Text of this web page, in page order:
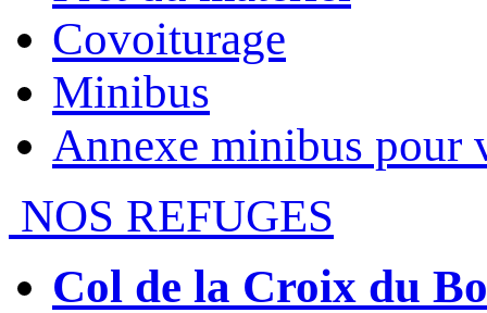
Covoiturage
Minibus
Annexe minibus pour
NOS REFUGES
Col de la Croix du